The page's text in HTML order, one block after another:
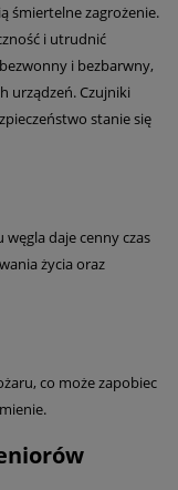
śmiertelne zagrożenie.
i utrudnić
i bezbarwny,
urządzeń. Czujniki
stanie się
daje cenny czas
życia oraz
co może zapobiec